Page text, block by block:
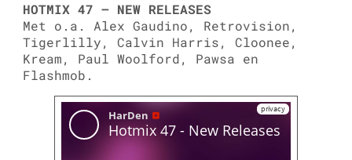
HOTMIX 47 – NEW RELEASES
Met o.a. Alex Gaudino, Retrovision,
Tigerlilly, Calvin Harris, Cloonee,
Kream, Paul Woolford, Pawsa en
Flashmob.